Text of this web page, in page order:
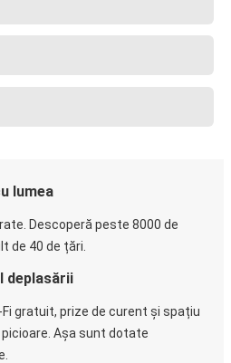
lumea
Descoperă peste 8000 de
de 40 de țări.
deplasării
Fi gratuit, prize de curent și spațiu
Așa sunt dotate